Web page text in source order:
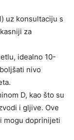
uz konsultaciju s
za
idealno 10-
nivo
D, kao što su
i gljive. Ove
mogu doprinijeti